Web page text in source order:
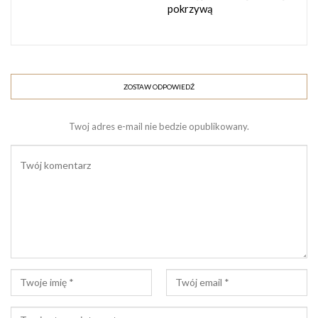
tłuszczy (olejów i maseł) z wodorotlenkiem sodu.
Wodorotlenek sodu, z którego przygotowujemyług
glinkami kosmetycznymi
ziołami i kwiatami (w postaci naparów, maceratów lub
pokrzywą
ZOSTAW ODPOWIEDŹ
Twoj adres e-mail nie bedzie opublikowany.